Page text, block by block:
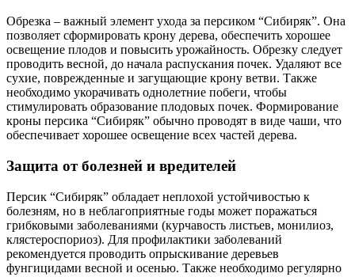
Обрезка – важный элемент ухода за персиком “Сибиряк”. Она
позволяет сформировать крону дерева, обеспечить хорошее
освещение плодов и повысить урожайность. Обрезку следует
проводить весной, до начала распускания почек. Удаляют все
сухие, поврежденные и загущающие крону ветви. Также
необходимо укорачивать однолетние побеги, чтобы
стимулировать образование плодовых почек. Формирование
кроны персика “Сибиряк” обычно проводят в виде чаши, что
обеспечивает хорошее освещение всех частей дерева.
Защита от болезней и вредителей
Персик “Сибиряк” обладает неплохой устойчивостью к
болезням, но в неблагоприятные годы может поражаться
грибковыми заболеваниями (курчавость листьев, монилиоз,
клястероспориоз). Для профилактики заболеваний
рекомендуется проводить опрыскивание деревьев
фунгицидами весной и осенью. Также необходимо регулярно